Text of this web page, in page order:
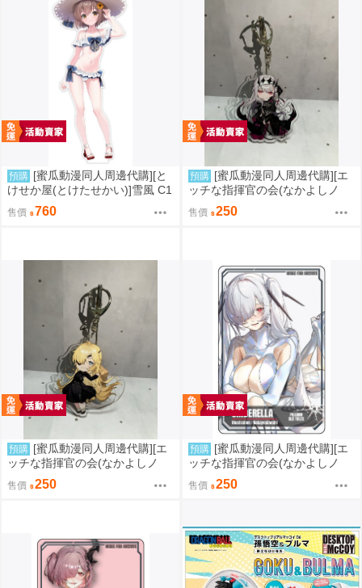
預購 [蜜瓜動漫同人周邊代購][と
けせか屋(とけたせかい)]雪風 C1
06 アクリルスタンド(艦隊收藏)
(同人周邊)
售價 760
預購 [蜜瓜動漫同人周邊代購][エ
ッチな指揮官の会(なかよしノ
チ)]NIKKE モダニア アクキー(勝
利女神：妮姬)(同人周邊)
售價 250
預購 [蜜瓜動漫同人周邊代購][エ
ッチな指揮官の会(なかよしノ
チ)]NIKKE ギロチン アクキー(勝
利女神：妮姬)(同人周邊)
售價 250
預購 [蜜瓜動漫同人周邊代購][エ
ッチな指揮官の会(なかよしノ
チ)]プラトレカ シンデレラ NIKK
E FAN ARCHIVE(勝利女神：妮
售價 250